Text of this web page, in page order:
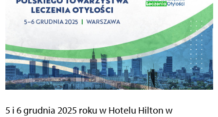
5 i 6 grudnia 2025 roku w Hotelu Hilton w